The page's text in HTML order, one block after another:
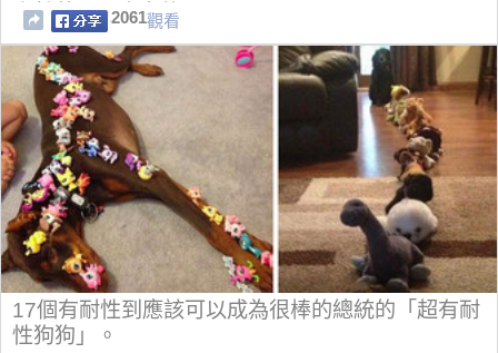
竟然藏了那麼多的...
2061觀看
17個有耐性到應該可以成為很棒的總統的「超有耐
性狗狗」。